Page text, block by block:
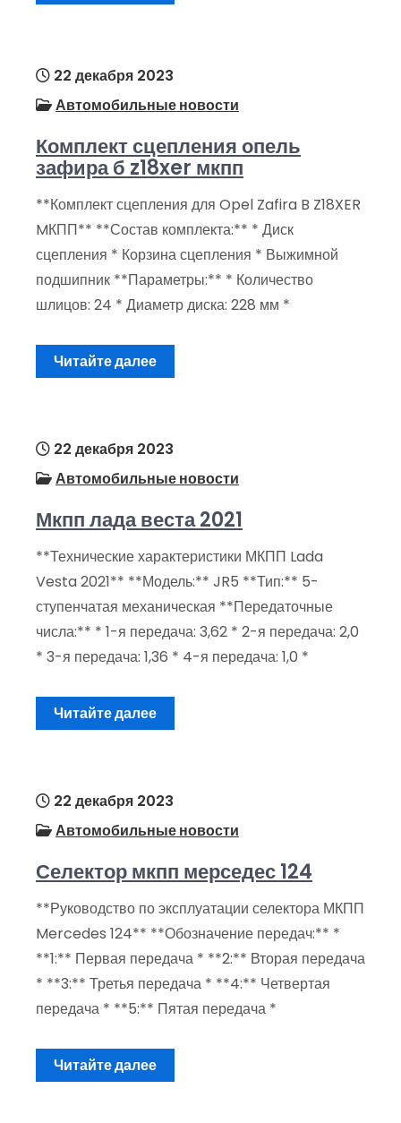
22 декабря 2023
Автомобильные новости
Комплект сцепления опель
зафира б z18xer мкпп
**Комплект сцепления для Opel Zafira B Z18XER
MКПП** **Состав комплекта:** * Диск
сцепления * Корзина сцепления * Выжимной
подшипник **Параметры:** * Количество
шлицов: 24 * Диаметр диска: 228 мм *
Читайте далее
22 декабря 2023
Автомобильные новости
Мкпп лада веста 2021
**Технические характеристики МКПП Lada
Vesta 2021** **Модель:** JR5 **Тип:** 5-
ступенчатая механическая **Передаточные
числа:** * 1-я передача: 3,62 * 2-я передача: 2,0
* 3-я передача: 1,36 * 4-я передача: 1,0 *
Читайте далее
22 декабря 2023
Автомобильные новости
Селектор мкпп мерседес 124
**Руководство по эксплуатации селектора МКПП
Mercedes 124** **Обозначение передач:** *
**1:** Первая передача * **2:** Вторая передача
* **3:** Третья передача * **4:** Четвертая
передача * **5:** Пятая передача *
Читайте далее